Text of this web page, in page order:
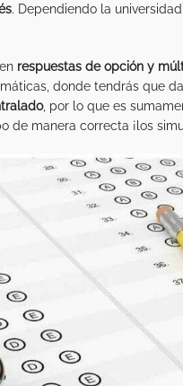
. Dependiendo la
respuestas de opción y
donde tendrás que
, por lo que es
de manera correcta ¡los